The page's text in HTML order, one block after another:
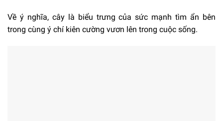
Về ý nghĩa, cây là biểu trưng của sức mạnh tìm ẩn bên
trong cùng ý chí kiên cường vươn lên trong cuộc sống.